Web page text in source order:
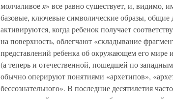
молчаливоея» все равно существует, и, видимо,
базовые, ключевые символические образы, общие
активируются, когда ребенок получает
на поверхность, облегчают «складывание
представлений ребенка об окружающем его
(а теперь и отечественной, пошедшей по
обычно оперируют понятиями «архетипов»,
бессознательного». В последние десятилетия